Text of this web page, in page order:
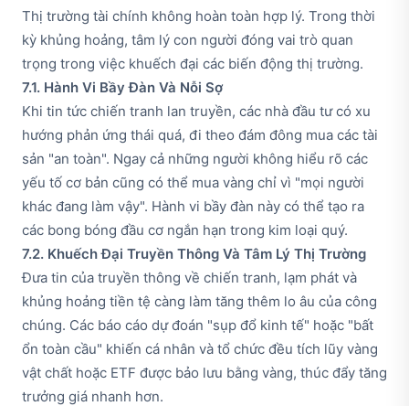
Thị trường tài chính không hoàn toàn hợp lý. Trong thời
kỳ khủng hoảng, tâm lý con người đóng vai trò quan
trọng trong việc khuếch đại các biến động thị trường.
7.1. Hành Vi Bầy Đàn Và Nỗi Sợ
Khi tin tức chiến tranh lan truyền, các nhà đầu tư có xu
hướng phản ứng thái quá, đi theo đám đông mua các tài
sản "an toàn". Ngay cả những người không hiểu rõ các
yếu tố cơ bản cũng có thể mua vàng chỉ vì "mọi người
khác đang làm vậy". Hành vi bầy đàn này có thể tạo ra
các bong bóng đầu cơ ngắn hạn trong kim loại quý.
7.2. Khuếch Đại Truyền Thông Và Tâm Lý Thị Trường
Đưa tin của truyền thông về chiến tranh, lạm phát và
khủng hoảng tiền tệ càng làm tăng thêm lo âu của công
chúng. Các báo cáo dự đoán "sụp đổ kinh tế" hoặc "bất
ổn toàn cầu" khiến cá nhân và tổ chức đều tích lũy vàng
vật chất hoặc ETF được bảo lưu bằng vàng, thúc đẩy tăng
trưởng giá nhanh hơn.